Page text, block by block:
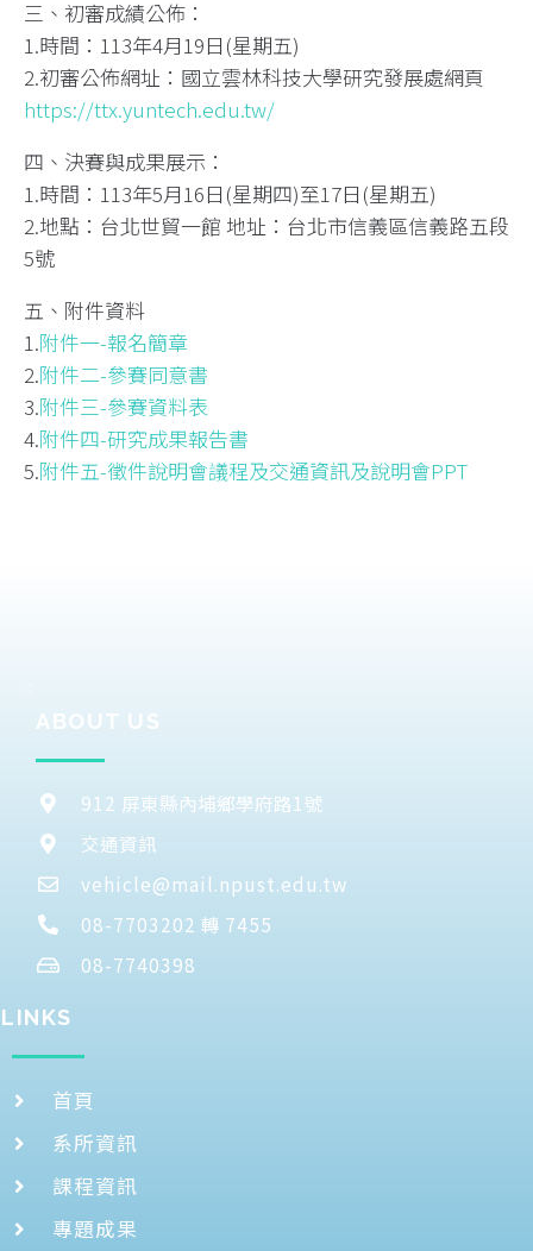
三、初審成績公佈：
1.時間：113年4月19日(星期五)
2.初審公佈網址：國立雲林科技大學研究發展處網頁
https://ttx.yuntech.edu.tw/
四、決賽與成果展示：
1.時間：113年5月16日(星期四)至17日(星期五)
2.地點：台北世貿一館 地址：台北市信義區信義路五段
5號
五、附件資料
1.附件一-報名簡章
2.附件二-參賽同意書
3.附件三-參賽資料表
4.附件四-研究成果報告書
5.附件五-徵件說明會議程及交通資訊及說明會PPT
ABOUT US
912 屏東縣內埔鄉學府路1號
交通資訊
vehicle@mail.npust.edu.tw
08-7703202 轉 7455
08-7740398
LINKS
首頁
系所資訊
課程資訊
專題成果